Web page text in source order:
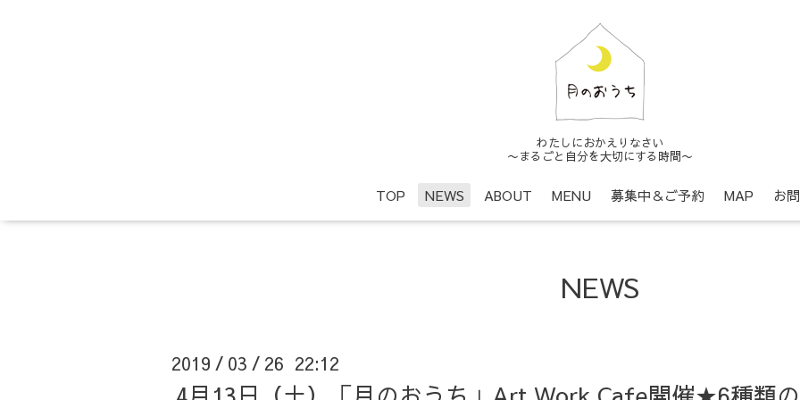
わたしにおかえりなさい
〜まるごと自分を大切にする時間〜
TOP NEWS ABOUT MENU 募集中＆ご予約 MAP お
NEWS
2019 / 03 / 26 22:12